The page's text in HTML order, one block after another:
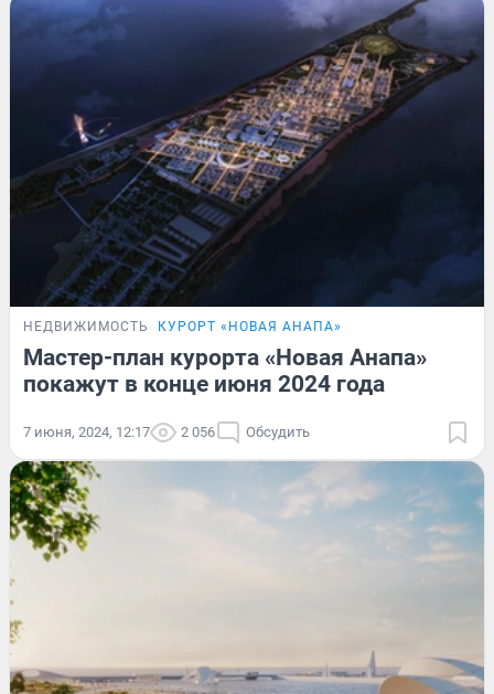
НЕДВИЖИМОСТЬ КУРОРТ «НОВАЯ АНАПА»
Мастер-план курорта «Новая Анапа»
покажут в конце июня 2024 года
7 июня, 2024, 12:17 2 056 Обсудить